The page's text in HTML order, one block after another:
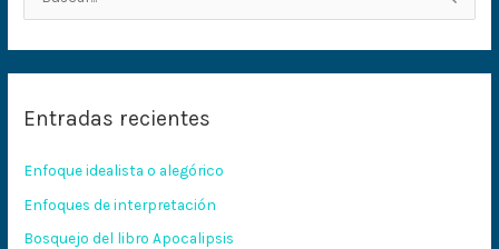
a
p
o
r
Entradas recientes
Enfoque idealista o alegórico
Enfoques de interpretación
Bosquejo del libro Apocalipsis